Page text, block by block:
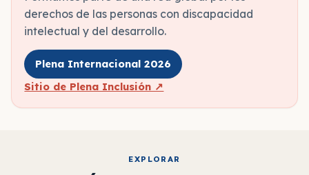
derechos de las personas con discapacidad
intelectual y del desarrollo.
Plena Internacional 2026
Sitio de Plena Inclusión ↗
EXPLORAR